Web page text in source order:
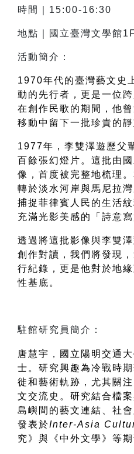
時間｜15:00-16:30
地點｜國立臺灣文學館
活動簡介：
1970年代的臺灣藝文史
動的先行者，更是一位
在創作民歌的期間，他
移動中留下一批珍貴的靜
1977年，李雙澤遊歷父
百餘張幻燈片。這批由
像，首度被完整地梳理
轉於淡水河岸與馬尼拉
捕捉菲律賓人民的生活
充滿光影美感的「詩意寫
透過將這批影像與李雙
創作對讀，我們將發現
行紀錄，更是他對於地
性基底。
唐慧宇 ，
國立陽明交通
士。研究興趣為冷戰時
徙和藝術軌跡，尤其關
文交流史。研究結合檔
島嶼間的藝文連結、社
發表於Inter-Asia
究》與《中外文學》等期